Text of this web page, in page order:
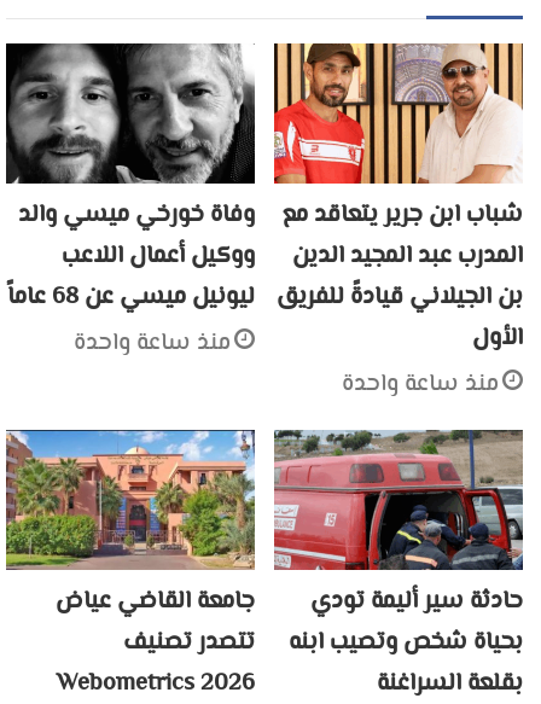
شباب ابن جرير يتعاقد مع
المدرب عبد المجيد الدين
بن الجيلاني قيادةً للفريق
الأول
منذ ساعة واحدة
وفاة خورخي ميسي والد
ووكيل أعمال اللاعب
ليونيل ميسي عن 68 عاماً
منذ ساعة واحدة
حادثة سير أليمة تودي
بحياة شخص وتصيب ابنه
بقلعة السراغنة
جامعة القاضي عياض
تتصدر تصنيف
Webometrics 2026